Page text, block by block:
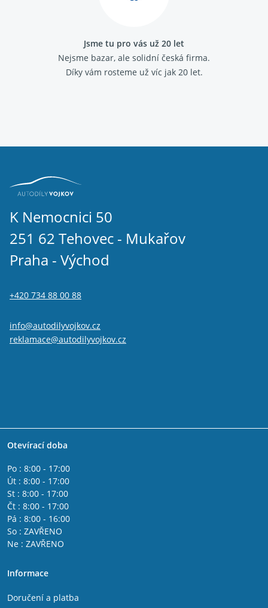
Jsme tu pro vás už 20 let
Nejsme bazar, ale solidní česká firma.
Díky vám rosteme už víc jak 20 let.
K Nemocnici 50
251 62 Tehovec - Mukařov
Praha - Východ
+420 734 88 00 88
info@autodilyvojkov.cz
reklamace@autodilyvojkov.cz
Otevírací doba
Po : 8:00 - 17:00
Út : 8:00 - 17:00
St : 8:00 - 17:00
Čt : 8:00 - 17:00
Pá : 8:00 - 16:00
So : ZAVŘENO
Ne : ZAVŘENO
Informace
Doručení a platba